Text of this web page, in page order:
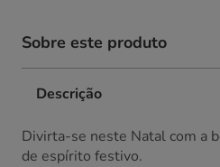
Sobre este produto
Descrição
Divirta-se neste Natal com a
de espírito festivo.